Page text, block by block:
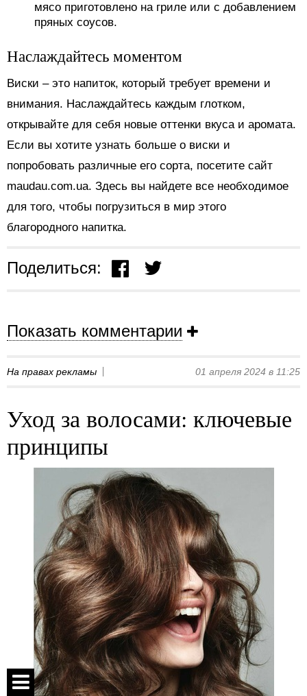
мясо приготовлено на гриле или с добавлением
пряных соусов.
Наслаждайтесь моментом
Виски – это напиток, который требует времени и
внимания. Наслаждайтесь каждым глотком,
открывайте для себя новые оттенки вкуса и аромата.
Если вы хотите узнать больше о виски и
попробовать различные его сорта, посетите сайт
maudau.com.ua. Здесь вы найдете все необходимое
для того, чтобы погрузиться в мир этого
благородного напитка.
Поделиться:
Показать комментарии
На правах рекламы 01 апреля 2024 в 11:25
Уход за волосами: ключевые
принципы